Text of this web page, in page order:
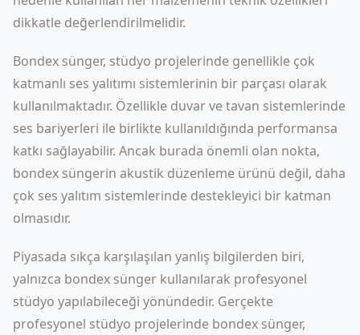
dikkatle değerlendirilmelidir.
Bondex sünger, stüdyo projelerinde genellikle çok
katmanlı ses yalıtımı sistemlerinin bir parçası olarak
kullanılmaktadır. Özellikle duvar ve tavan sistemlerinde
ses bariyerleri ile birlikte kullanıldığında performansa
katkı sağlayabilir. Ancak burada önemli olan nokta,
bondex süngerin akustik düzenleme ürünü değil, daha
çok ses yalıtım sistemlerinde destekleyici bir katman
olmasıdır.
Piyasada sıkça karşılaşılan yanlış bilgilerden biri,
yalnızca bondex sünger kullanılarak profesyonel
stüdyo yapılabileceği yönündedir. Gerçekte
profesyonel stüdyo projelerinde bondex sünger,